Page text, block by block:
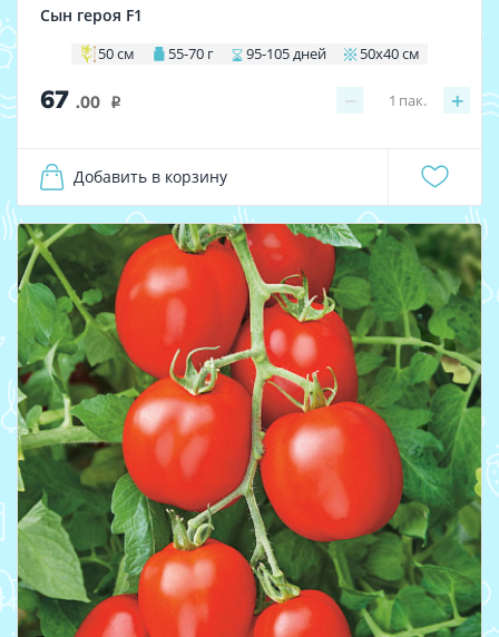
Сын героя F1
50 см 55-70 г 95-105 дней 50х40 см
67 .00 i − +
1 пак.
Добавить в корзину